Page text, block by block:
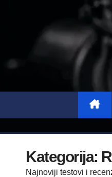
Kategorija:
Najnoviji testovi i